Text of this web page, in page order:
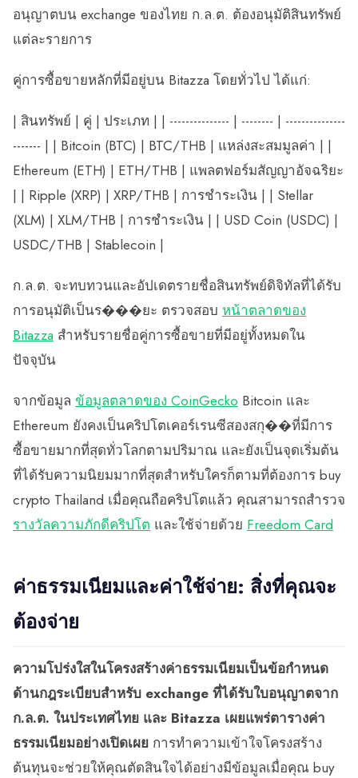
อนุญาตบน exchange ของไทย ก.ล.ต. ต้องอนุมัติสินทรัพย์
แต่ละรายการ
คู่การซื้อขายหลักที่มีอยู่บน Bitazza โดยทั่วไป ได้แก่:
| สินทรัพย์ | คู่ | ประเภท | | --------------- | -------- | ---------------
------- | | Bitcoin (BTC) | BTC/THB | แหล่งสะสมมูลค่า | |
Ethereum (ETH) | ETH/THB | แพลตฟอร์มสัญญาอัจฉริยะ
| | Ripple (XRP) | XRP/THB | การชำระเงิน | | Stellar
(XLM) | XLM/THB | การชำระเงิน | | USD Coin (USDC) |
USDC/THB | Stablecoin |
ก.ล.ต. จะทบทวนและอัปเดตรายชื่อสินทรัพย์ดิจิทัลที่ได้รับ
การอนุมัติเป็นร���ยะ ตรวจสอบ หน้าตลาดของ
Bitazza สำหรับรายชื่อคู่การซื้อขายที่มีอยู่ทั้งหมดใน
ปัจจุบัน
จากข้อมูล ข้อมูลตลาดของ CoinGecko Bitcoin และ
Ethereum ยังคงเป็นคริปโตเคอร์เรนซีสองสกุ��ที่มีการ
ซื้อขายมากที่สุดทั่วโลกตามปริมาณ และยังเป็นจุดเริ่มต้น
ที่ได้รับความนิยมมากที่สุดสำหรับใครก็ตามที่ต้องการ buy
crypto Thailand เมื่อคุณถือคริปโตแล้ว คุณสามารถสำรวจ
รางวัลความภักดีคริปโต และใช้จ่ายด้วย Freedom Card
ค่าธรรมเนียมและค่าใช้จ่าย: สิ่งที่คุณจะ
ต้องจ่าย
ความโปร่งใสในโครงสร้างค่าธรรมเนียมเป็นข้อกำหนด
ด้านกฎระเบียบสำหรับ exchange ที่ได้รับใบอนุญาตจาก
ก.ล.ต. ในประเทศไทย และ Bitazza เผยแพร่ตารางค่า
ธรรมเนียมอย่างเปิดเผย การทำความเข้าใจโครงสร้าง
ต้นทุนจะช่วยให้คุณตัดสินใจได้อย่างมีข้อมูลเมื่อคุณ buy